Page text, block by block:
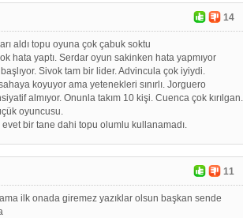
14
aldı topu oyuna çok çabuk soktu
hata yaptı. Serdar oyun sakinken hata yapmıyor
Sivok tam bir lider. Advincula çok iyiydi.
koyuyor ama yetenekleri sınırlı. Jorguero
almıyor. Onunla takım 10 kişi. Cuenca çok kırılgan.
oyuncusu.
bir tane dahi topu olumlu kullanamadı.
11
ilk onada giremez yazıklar olsun başkan sende